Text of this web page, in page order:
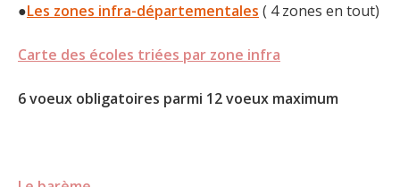
●Les zones infra-départementales ( 4 zones en tout)
Carte des écoles triées par zone infra
6 voeux obligatoires parmi 12 voeux maximum